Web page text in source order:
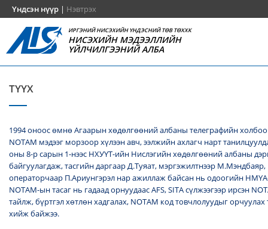
Үндсэн нүүр | Нэвтрэх
ИРГЭНИЙ НИСЭХИЙН ҮНДЭСНИЙ ТӨВ ТӨХХК
НИСЭХИЙН МЭДЭЭЛЛИЙН
ҮЙЛЧИЛГЭЭНИЙ АЛБА
ТҮҮХ
1994 оноос өмнө Агаарын хөдөлгөөний албаны телеграфийн
NОТАМ мэдээг морзоор хүлээн авч, ээлжийн ахлагч нарт
оны 8-р сарын 1-нээс НХУҮТ-ийн Нислэгийн хөдөлгөөний албаны
байгуулагдаж, тасгийн даргаар Д.Туяат, мэргэжилтнээр
операторчаар П.Ариунгэрэл нар ажиллаж байсан нь одоогийн
NOTAM-ын тасаг нь гадаад орнуудаас AFS, SITA сүлжээгээр ирсэн
тайлж, бүртгэл хөтлөн хадгалах, NОТАМ код товчлолуудыг
хийж байжээ.